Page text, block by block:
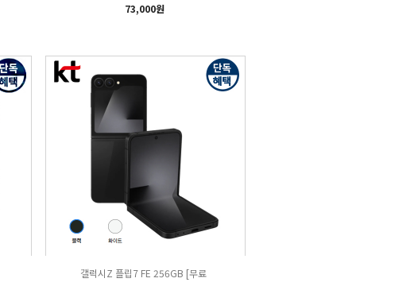
73,000원
갤럭시Z 플립7 FE 256GB [무료